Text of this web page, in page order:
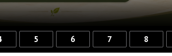
5 6 7 8